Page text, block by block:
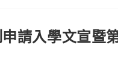
請入學文宣暨